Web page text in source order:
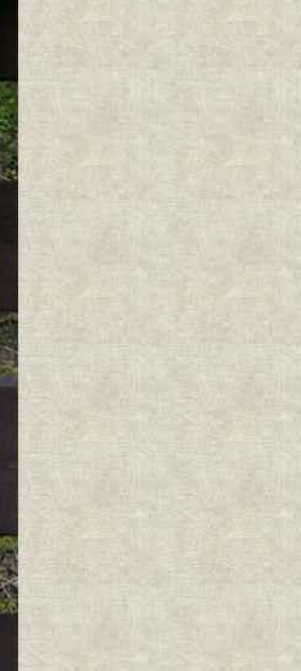
Kopiowanie i
praw zakazane.
w celu
kopiowania).
Treść mapy nie
Znaczniki
prawami